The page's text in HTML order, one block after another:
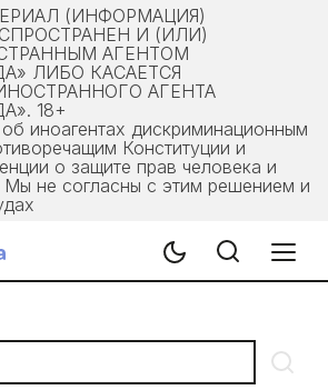
(ИНФОРМАЦИЯ)
И (ИЛИ)
АГЕНТОМ
ЛИБО КАСАЕТСЯ
АГЕНТА
18+
иноагентах дискриминационным
Конституции и
о защите прав человека и
не согласны с этим решением и